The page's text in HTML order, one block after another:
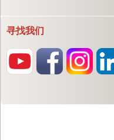
寻找我们